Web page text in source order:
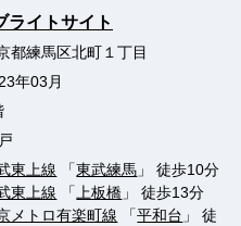
ライトサイト
都練馬区北町１丁目
年03月
東上線 「東武練馬 」 徒歩10分
東上線 「 上板橋 」 徒歩13分
メトロ有楽町線 「平和台 」 徒